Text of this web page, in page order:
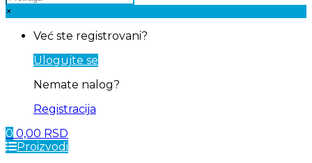
×
Već ste registrovani?
Ulogujte se
Nemate nalog?
Registracija
0 0,00 RSD
Proizvodi